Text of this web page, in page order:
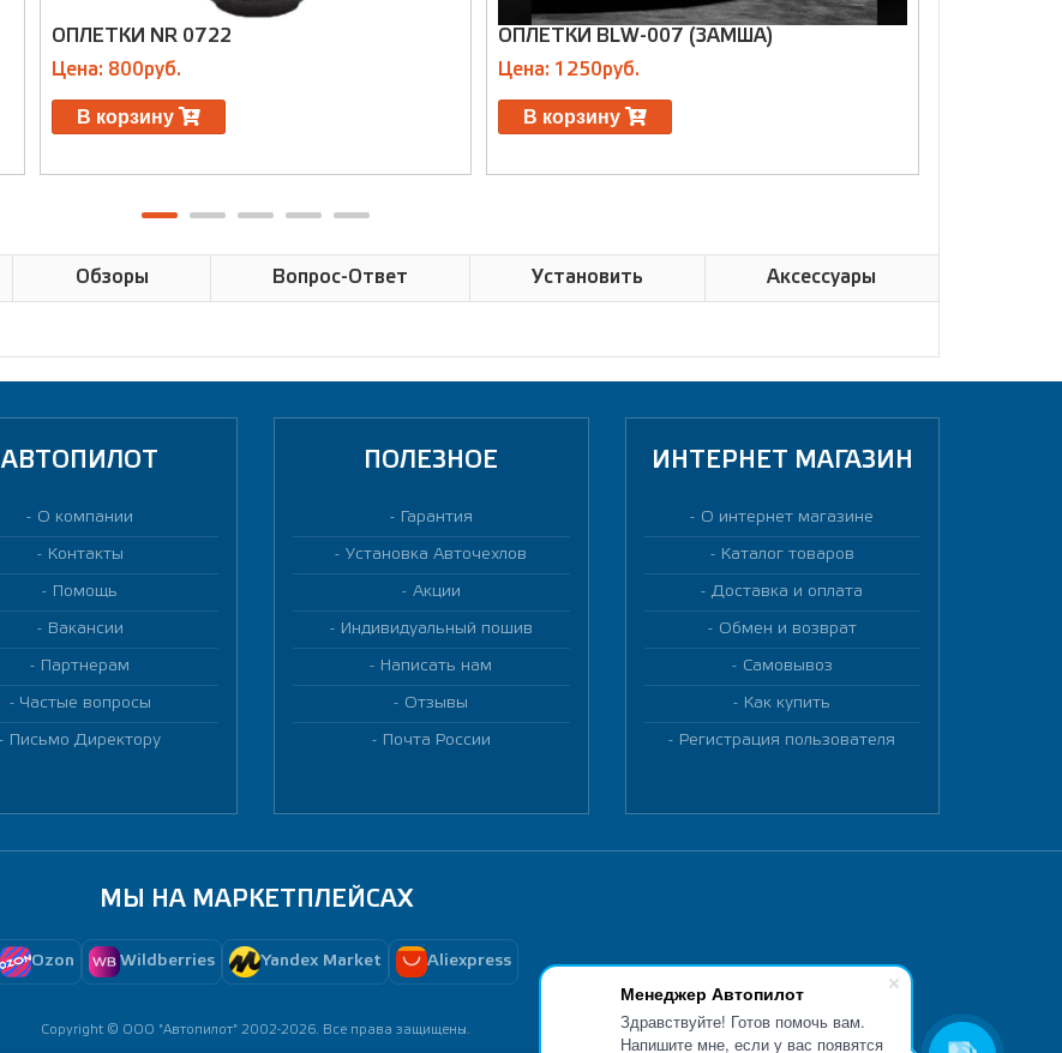
Менеджер Автопилот
Здравствуйте! Готов помочь вам.
Напишите мне, если у вас появятся
ОПЛЕТКИ NR 0722
Цена: 800руб.
В корзину
ОПЛЕТКИ BLW-007 (ЗАМША)
Цена: 1250руб.
В корзину
Обзоры Вопрос-Ответ Установить Аксессуары
АВТОПИЛОТ
О компании
Контакты
Помощь
Вакансии
Партнерам
Частые вопросы
Письмо Директору
ПОЛЕЗНОЕ
Гарантия
Установка Авточехлов
Акции
Индивидуальный пошив
Написать нам
Отзывы
Почта России
ИНТЕРНЕТ МАГАЗИН
О интернет магазине
Каталог товаров
Доставка и оплата
Обмен и возврат
Самовывоз
Как купить
Регистрация пользователя
МЫ НА МАРКЕТПЛЕЙСАХ
Ozon Wildberries Yandex Market Aliexpress
Copyright © ООО "Автопилот" 2002-2026. Все права защищены.